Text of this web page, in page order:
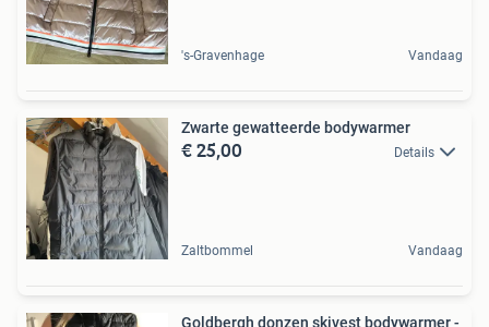
's-Gravenhage Vandaag
Zwarte gewatteerde bodywarmer
€ 25,00 Details
Zaltbommel Vandaag
Goldbergh donzen skivest bodywarmer -